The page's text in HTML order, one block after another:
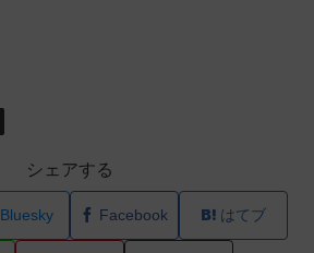
シェアする
Bluesky Facebook はてブ